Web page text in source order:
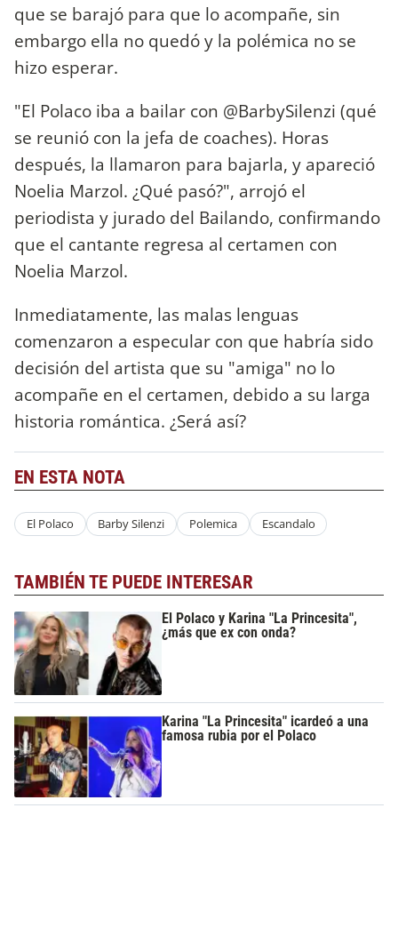
que se barajó para que lo acompañe, sin
embargo ella no quedó y la polémica no se
hizo esperar.
"El Polaco iba a bailar con @BarbySilenzi (qué
se reunió con la jefa de coaches). Horas
después, la llamaron para bajarla, y apareció
Noelia Marzol. ¿Qué pasó?", arrojó el
periodista y jurado del Bailando, confirmando
que el cantante regresa al certamen con
Noelia Marzol.
Inmediatamente, las malas lenguas
comenzaron a especular con que habría sido
decisión del artista que su "amiga" no lo
acompañe en el certamen, debido a su larga
historia romántica. ¿Será así?
EN ESTA NOTA
El Polaco Barby Silenzi Polemica Escandalo
TAMBIÉN TE PUEDE INTERESAR
El Polaco y Karina "La Princesita",
¿más que ex con onda?
Karina "La Princesita" icardeó a una
famosa rubia por el Polaco